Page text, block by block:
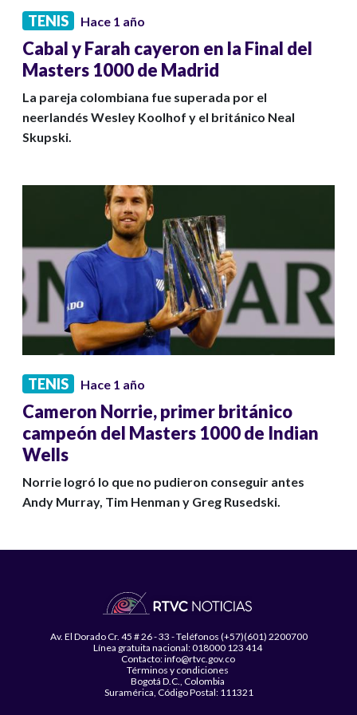
TENIS Hace 1 año
Cabal y Farah cayeron en la Final del
Masters 1000 de Madrid
La pareja colombiana fue superada por el
neerlandés Wesley Koolhof y el británico Neal
Skupski.
TENIS Hace 1 año
Cameron Norrie, primer británico
campeón del Masters 1000 de Indian
Wells
Norrie logró lo que no pudieron conseguir antes
Andy Murray, Tim Henman y Greg Rusedski.
Av. El Dorado Cr. 45 # 26 - 33 - Teléfonos (+57)(601) 2200700
Línea gratuita nacional: 018000 123 414
Contacto: info@rtvc.gov.co
Términos y condiciones
Bogotá D.C., Colombia
Suramérica, Código Postal: 111321